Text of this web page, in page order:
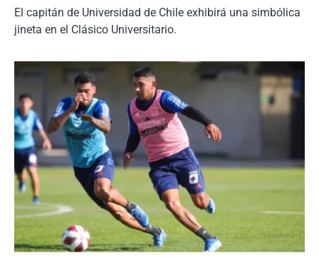
El capitán de Universidad de Chile exhibirá una simbólica
jineta en el Clásico Universitario.